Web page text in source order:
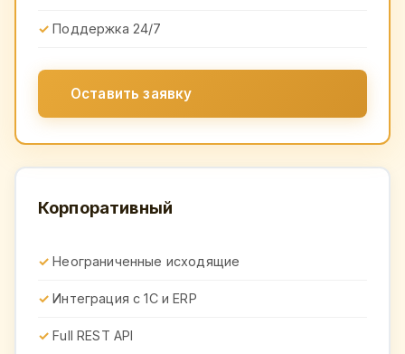
Поддержка 24/7
Оставить заявку
Корпоративный
Неограниченные исходящие
Интеграция с 1С и ERP
Full REST API